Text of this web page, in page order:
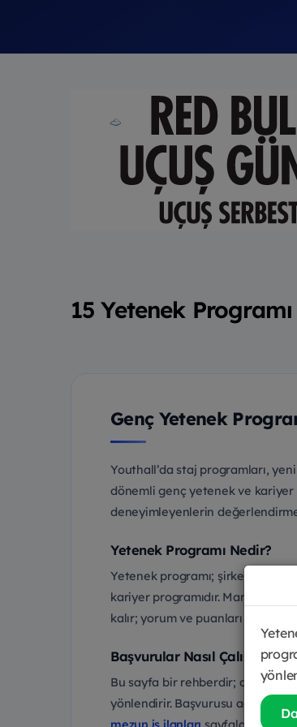
15 Yetenek Programı
Genç Yetenek
Youthall’da staj programları,
dönemli genç yetenek ve kariyer
deneyimleyenlerin
Yetenek Programı Nedir?
Yetenek programı; şirketlerin
kariyer programıdır.
kalır; yorum ve puanları her
Başvurular Nasıl Çalışır?
Bu sayfa bir rehberdir; doğrudan
yönlendirir. Başvurusu açık MT ve